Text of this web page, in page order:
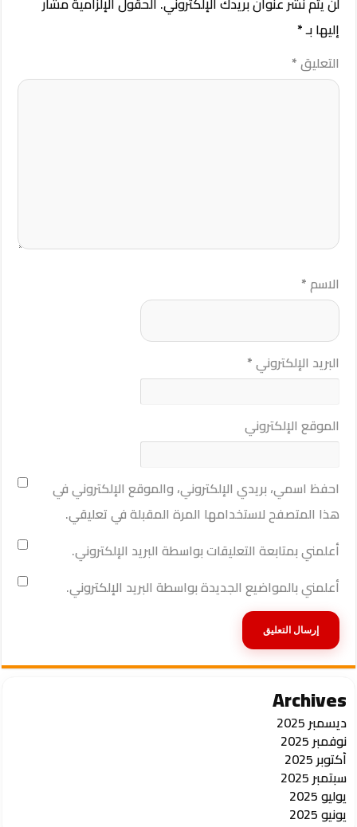
إليها بـ*
التعليق*
الاسم*
البريد الإلكتروني*
الموقع الإلكتروني
احفظ اسمي، بريدي الإلكتروني، والموقع الإلكتروني في
هذا المتصفح لاستخدامها المرة المقبلة في تعليقي.
أعلمني بمتابعة التعليقات بواسطة البريد الإلكتروني.
أعلمني بالمواضيع الجديدة بواسطة البريد الإلكتروني.
Archives
ديسمبر 2025
نوفمبر 2025
أكتوبر 2025
سبتمبر 2025
يوليو 2025
يونيو 2025